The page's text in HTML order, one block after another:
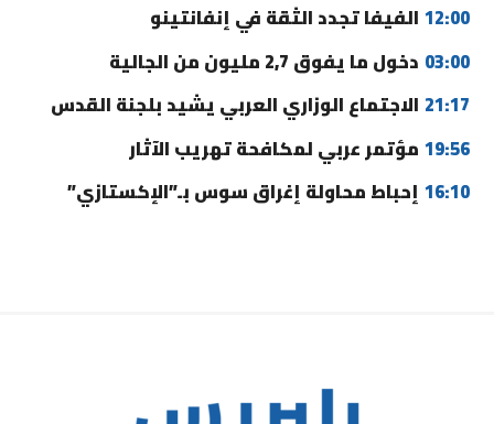
12:00 الفيفا تجدد الثقة في إنفانتينو
03:00 دخول ما يفوق 2,7 مليون من الجالية
21:17 الاجتماع الوزاري العربي يشيد بلجنة القدس
19:56 مؤتمر عربي لمكافحة تهريب الآثار
16:10 إحباط محاولة إغراق سوس بـ”الإكستازي”